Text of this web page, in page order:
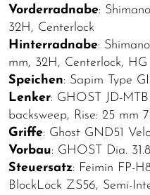
Vorderradnabe:
32H, Centerlock
Hinterradnabe:
mm, 32H, Centerlock, HG
Speichen: Sapim Type
Lenker: GHOST JD-
backsweep, Rise: 25 mm
Griffe: Ghost GND51
Vorbau: GHOST Dia.
Steuersatz: Feimin FP-
BlockLock ZS56, Semi-